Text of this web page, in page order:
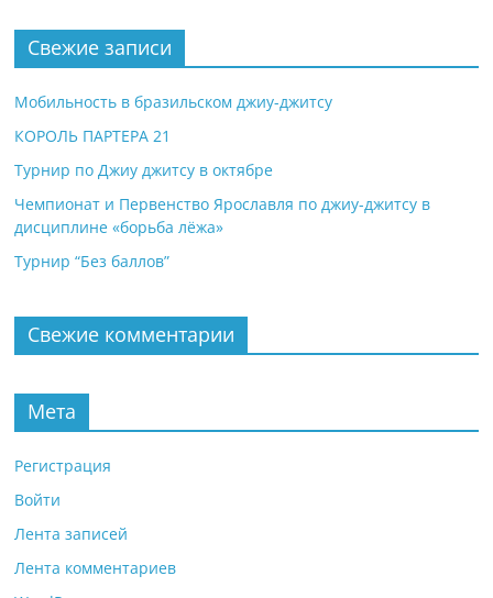
Свежие записи
Мобильность в бразильском джиу-джитсу
КОРОЛЬ ПАРТЕРА 21
Турнир по Джиу джитсу в октябре
Чемпионат и Первенство Ярославля по джиу-джитсу в
дисциплине «борьба лёжа»
Турнир “Без баллов”
Свежие комментарии
Мета
Регистрация
Войти
Лента записей
Лента комментариев